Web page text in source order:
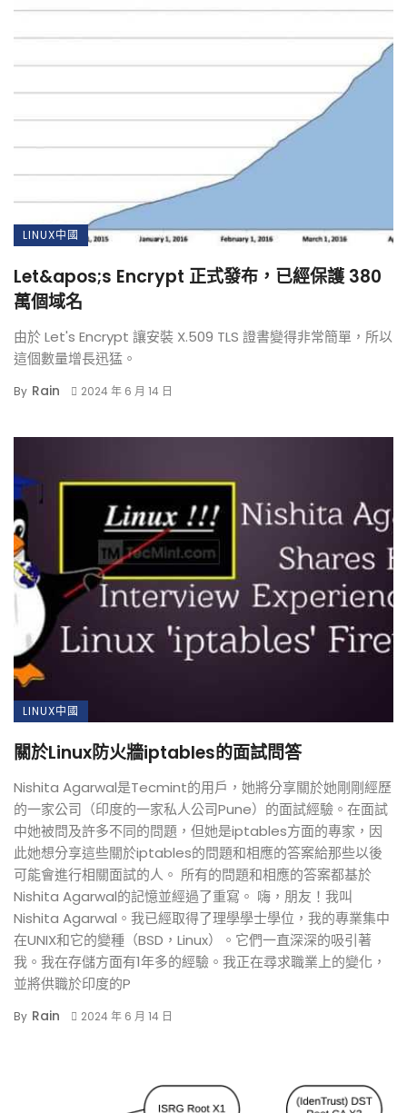
LINUX中國
Let&apos;s Encrypt 正式發布，已經保護 380
萬個域名
由於 Let's Encrypt 讓安裝 X.509 TLS 證書變得非常簡單，所以
這個數量增長迅猛。
By Rain 2024 年 6 月 14 日
LINUX中國
關於Linux防火牆iptables的面試問答
Nishita Agarwal是Tecmint的用戶，她將分享關於她剛剛經歷
的一家公司（印度的一家私人公司Pune）的面試經驗。在面試
中她被問及許多不同的問題，但她是iptables方面的專家，因
此她想分享這些關於iptables的問題和相應的答案給那些以後
可能會進行相關面試的人。 所有的問題和相應的答案都基於
Nishita Agarwal的記憶並經過了重寫。 嗨，朋友！我叫
Nishita Agarwal。我已經取得了理學學士學位，我的專業集中
在UNIX和它的變種（BSD，Linux）。它們一直深深的吸引著
我。我在存儲方面有1年多的經驗。我正在尋求職業上的變化，
並將供職於印度的P
By Rain 2024 年 6 月 14 日